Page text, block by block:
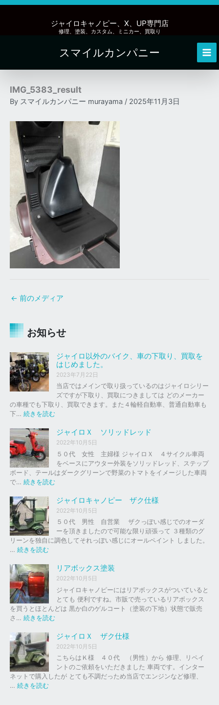
内
ッ
ジャイロキャノピー、X、UP専門店
修理、塗装、カスタム、ミニカー、買取り
スマイルカンパニー
IMG_5383_result
By スマイルカンパニー murayama / 2025年11月3日
← 前のメディア
お知らせ
ジャイロ以外のバイク、車の下取り、買取を
はじめました。
2023年7月22日
当店ではメインで取り扱っているのはジャイロシリー
ズですが下取り、買取につきましては どのメーカー
の車種でも下取り、買取できます。また４輪軽自動車、普通自動車も
下… 続きを読む
ャ
イ
ロ
以
外
の
イ
ク
車
下
、
買
取
を
は
ま
し
た
。
ジャイロＸ ソリッドレッド
2022年10月5日
５０代 女性 主婦様 ジャイロＸ ４サイクル車両
をベースにアウター外装をソリッドレッド、ステップ
ボード、テールはダークグリーンで野菜のトマトをイメージした車両
で… 続きを読む
ャ
イ
ロ
ッ
ド
ッ
ド
ジャイロキャノピー ザク仕様
2022年10月5日
５０代 男性 自営業 ザクっぽい感じでのオーダ
ーを頂きましたので可能な限り頑張って ３種類のグ
リーンを独自に調色してそれっぽい感じにオールペイント しました。
… 続きを読む
イ
ロ
キ
ャ
ノ
ピ
ー
ザ
ク
仕
様
リアボックス塗装
2022年10月5日
ジャイロキャノピーにはリアボックスがついていると
とても 便利ですね。市販で売っているリアボックス
を買うとほとんどは 黒か白のゲルコート（塗装の下地）状態で販売
さ… 続きを読む
ア
ボ
ッ
ク
ス
ジャイロＸ ザク仕様
2022年10月5日
こちらはＫ様 ４０代 （男性）から 修理、リペイ
ントのご依頼をいただきました 車両です。インター
ネットで購入したが とても不調だっため当店でエンジンなど修理、
… 続きを読む